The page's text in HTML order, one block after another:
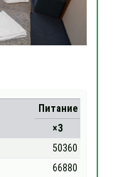
Питание
×3
50360
66880